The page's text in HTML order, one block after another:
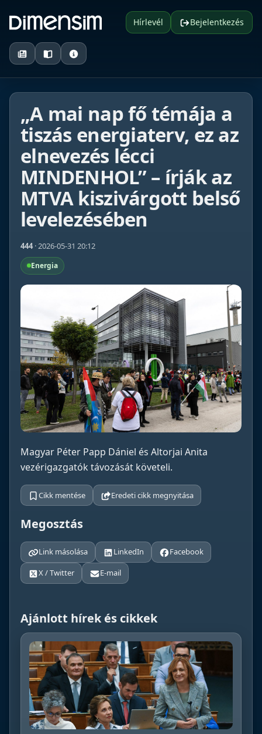
Hírlevél Bejelentkezés
„A mai nap fő témája a
tiszás energiaterv, ez az
elnevezés lécci
MINDENHOL” – írják az
MTVA kiszivárgott belső
levelezésében
444· 2026-05-31 20:12
Energia
Magyar Péter Papp Dániel és Altorjai Anita
vezérigazgatók távozását követeli.
Cikk mentése Eredeti cikk megnyitása
Megosztás
Link másolása LinkedIn
Facebook
X / Twitter
E-mail
Ajánlott hírek és cikkek